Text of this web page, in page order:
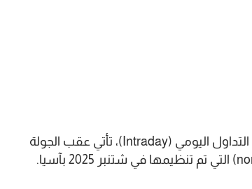
يشار إلى أن هذه الصفقة، التي نفذت لأول مرة في صيغة التداول اليومي (Intraday)، تأتي عقب الجولة